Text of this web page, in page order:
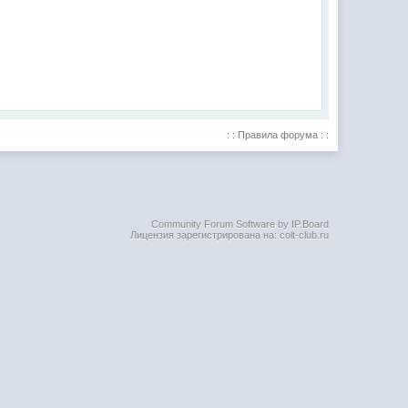
: : Правила форума : :
Community Forum Software by IP.Board
Лицензия зарегистрирована на: colt-club.ru